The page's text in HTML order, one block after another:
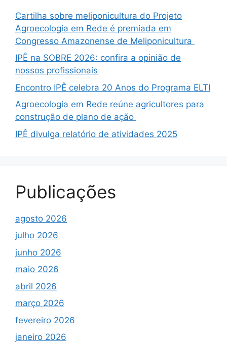
Cartilha sobre meliponicultura do Projeto
Agroecologia em Rede é premiada em
Congresso Amazonense de Meliponicultura
IPÊ na SOBRE 2026: confira a opinião de
nossos profissionais
Encontro IPÊ celebra 20 Anos do Programa ELTI
Agroecologia em Rede reúne agricultores para
construção de plano de ação
IPÊ divulga relatório de atividades 2025
Publicações
agosto 2026
julho 2026
junho 2026
maio 2026
abril 2026
março 2026
fevereiro 2026
janeiro 2026